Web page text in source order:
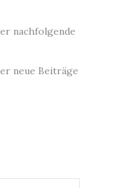
nachfolgende
neue Beiträge